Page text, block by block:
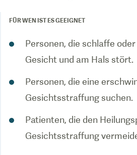
FÜR WEN IST ES GEEIGNET
Personen, die schlaffe
Gesicht und am Hals stört.
Personen, die eine
Gesichtsstraffung suchen.
Patienten, die den
Gesichtsstraffung